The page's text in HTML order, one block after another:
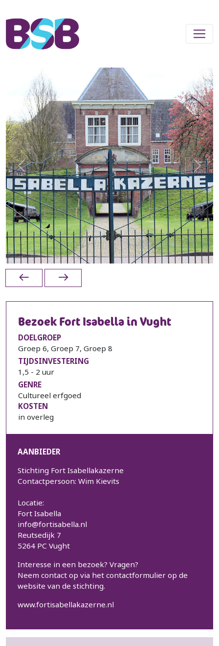
Previous Next
Bezoek Fort Isabella in Vught
DOELGROEP
Groep 6, Groep 7, Groep 8
TIJDSINVESTERING
1,5 - 2 uur
GENRE
Cultureel erfgoed
KOSTEN
in overleg
AANBIEDER
Stichting Fort Isabellakazerne
Contactpersoon: Wim Kievits
Locatie:
Fort Isabella
info@fortisabella.nl
Reutsedijk 7
5264 PC Vught
Interesse in een bezoek? Vragen?
Neem contact op via het contactformulier op de
website van de stichting.
www.fortisabellakazerne.nl